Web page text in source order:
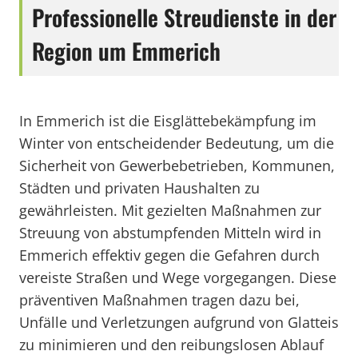
Professionelle Streudienste in der
Region um Emmerich
In Emmerich ist die Eisglättebekämpfung im
Winter von entscheidender Bedeutung, um die
Sicherheit von Gewerbebetrieben, Kommunen,
Städten und privaten Haushalten zu
gewährleisten. Mit gezielten Maßnahmen zur
Streuung von abstumpfenden Mitteln wird in
Emmerich effektiv gegen die Gefahren durch
vereiste Straßen und Wege vorgegangen. Diese
präventiven Maßnahmen tragen dazu bei,
Unfälle und Verletzungen aufgrund von Glatteis
zu minimieren und den reibungslosen Ablauf